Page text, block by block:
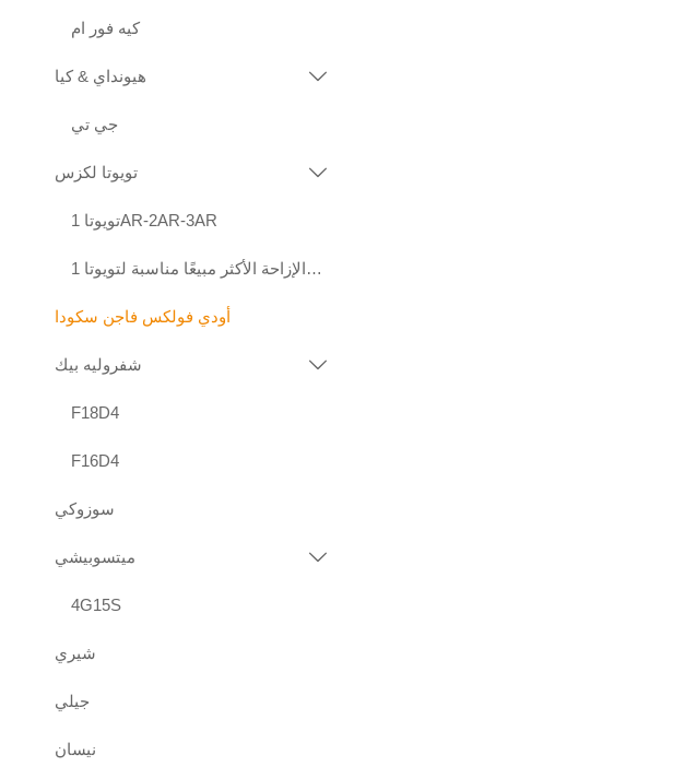
كيه فور ام
هيونداي & كيا 
جي تي
تويوتا لكزس 
تويوتا 1AR-2AR-3AR
محركات عالية الجودة قياسية الإزاحة الأكثر مبيعًا مناسبة لتويوتا 1KD 2KD
أودي فولكس فاجن سكودا
شفروليه بيك 
F18D4
F16D4
سوزوكي
ميتسوبيشي 
4G15S
شيري
جيلي
نيسان